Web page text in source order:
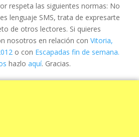
respeta las siguientes normas: No
lenguaje SMS, trata de expresarte
de otros lectores. Si quieres
nosotros en relación con Vitoria,
o con Escapadas fin de semana.
hazlo aquí. Gracias.